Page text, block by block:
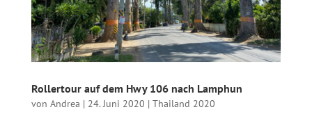
Rollertour auf dem Hwy 106 nach Lamphun
von Andrea | 24. Juni 2020 | Thailand 2020